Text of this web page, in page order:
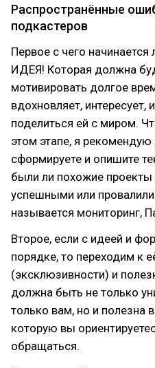
Распространённые
подкастеров
Первое с чего
ИДЕЯ! Которая должна
мотивировать долгое
вдохновляет, интересует,
поделиться ей с миром.
этом этапе, я
сформируете и опишите
были ли похожие проекты
успешными или
называется мониторинг,
Второе, если с идеей и
порядке, то переходим к
(эксклюзивности) и
должна быть не только
только вам, но и полезна
которую вы
обращаться.